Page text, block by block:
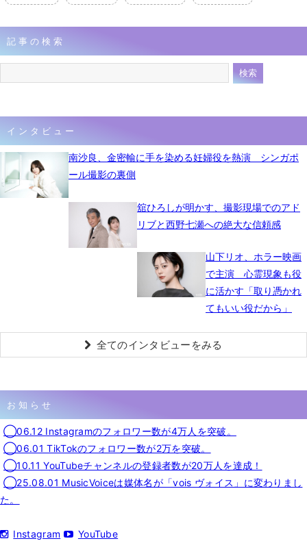
記事の検索
インタビュー
南沙良、金密輸に手を染める妊婦役を熱演 シンガポ
ール撮影の裏側
舘ひろしが明かす、撮影現場でのアド
リブと西野七瀬への絶大な信頼感
山下リオ、ホラー映画
で主演 心霊現象も役
に活かす「取り憑かれ
てもいい役だから」
全てのインタビューをみる
お知らせ
◯06.12 Instagramのフォロワー数が4万人を突破。
◯06.01 TikTokのフォロワー数が2万を突破。
◯10.11 YouTubeチャンネルの登録者数が20万人を達成！
◯25.08.01 MusicVoiceは媒体名が「vois ヴォイス」に変わりまし
た。
Instagram YouTube